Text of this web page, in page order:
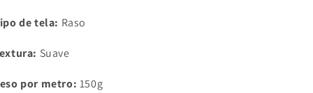
de tela: Raso
Suave
por metro: 150g